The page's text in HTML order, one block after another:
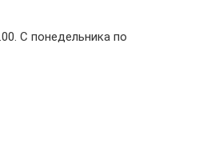
С понедельника по